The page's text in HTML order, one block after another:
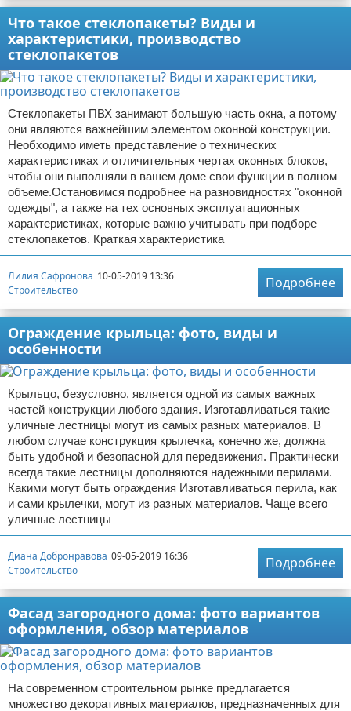
Что такое стеклопакеты? Виды и
характеристики, производство
стеклопакетов
Стеклопакеты ПВХ занимают большую часть окна, а потому
они являются важнейшим элементом оконной конструкции.
Необходимо иметь представление о технических
характеристиках и отличительных чертах оконных блоков,
чтобы они выполняли в вашем доме свои функции в полном
объеме.Остановимся подробнее на разновидностях "оконной
одежды", а также на тех основных эксплуатационных
характеристиках, которые важно учитывать при подборе
стеклопакетов. Краткая характеристика
Лилия Сафронова 10-05-2019 13:36
Строительство
Подробнее
Ограждение крыльца: фото, виды и
особенности
Крыльцо, безусловно, является одной из самых важных
частей конструкции любого здания. Изготавливаться такие
уличные лестницы могут из самых разных материалов. В
любом случае конструкция крылечка, конечно же, должна
быть удобной и безопасной для передвижения. Практически
всегда такие лестницы дополняются надежными перилами.
Какими могут быть ограждения Изготавливаться перила, как
и сами крылечки, могут из разных материалов. Чаще всего
уличные лестницы
Диана Добронравова 09-05-2019 16:36
Строительство
Подробнее
Фасад загородного дома: фото вариантов
оформления, обзор материалов
На современном строительном рынке предлагается
множество декоративных материалов, предназначенных для